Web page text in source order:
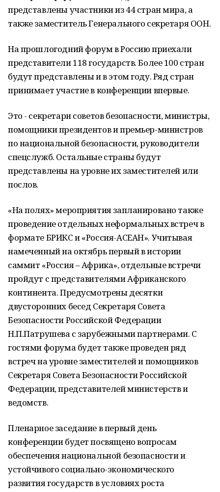
представлены участники из 44 стран мира, а
также заместитель Генерального секретаря ООН.
На прошлогодний форум в Россию приехали
представители 118 государств. Более 100 стран
будут представлены и в этом году. Ряд стран
принимает участие в конференции впервые.
Это - секретари советов безопасности, министры,
помощники президентов и премьер-министров
по национальной безопасности, руководители
спецслужб. Остальные страны будут
представлены на уровне их заместителей или
послов.
«На полях» мероприятия запланировано также
проведение отдельных неформальных встреч в
формате БРИКС и «Россия-АСЕАН». Учитывая
намеченный на октябрь первый в истории
саммит «Россия – Африка», отдельные встречи
пройдут с представителями Африканского
континента. Предусмотрены десятки
двусторонних бесед Секретаря Совета
Безопасности Российской Федерации
Н.П.Патрушева с зарубежными партнерами. С
гостями форума будет также проведен ряд
встреч на уровне заместителей и помощников
Секретаря Совета Безопасности Российской
Федерации, представителей министерств и
ведомств.
Пленарное заседание в первый день
конференции будет посвящено вопросам
обеспечения национальной безопасности и
устойчивого социально-экономического
развития государств в условиях роста